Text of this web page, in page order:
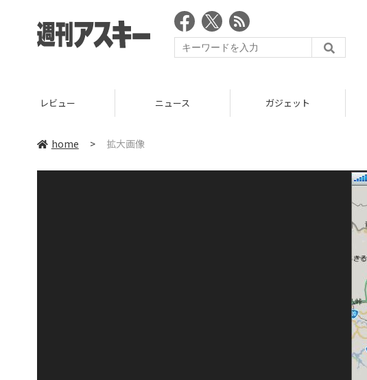
レビュー ニュース ガジェット
home > 拡大画像